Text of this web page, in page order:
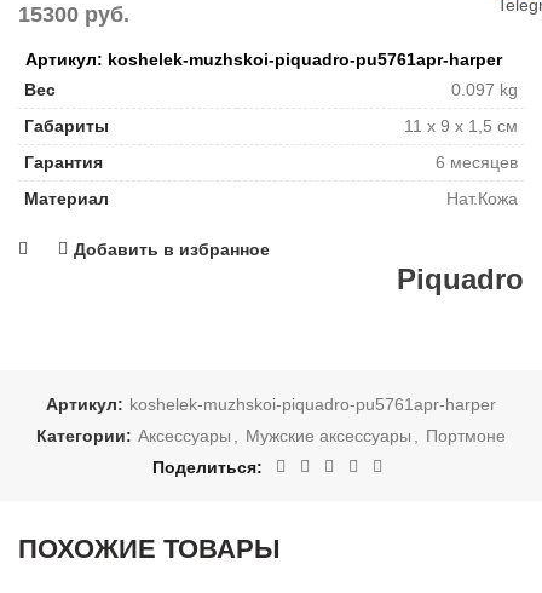
15300 руб.
Артикул: koshelek-muzhskoi-piquadro-pu5761apr-harper
Вес
0.097 kg
Габариты
11 x 9 x 1,5 см
Гарантия
6 месяцев
Материал
Нат.Кожа
Добавить в избранное
Piquadro
Артикул: koshelek-muzhskoi-piquadro-pu5761apr-harper
Категории: Аксессуары Мужские аксессуары
Портмоне
Поделиться
ПОХОЖИЕ ТОВАРЫ